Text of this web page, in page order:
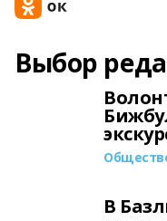
Выбор
В